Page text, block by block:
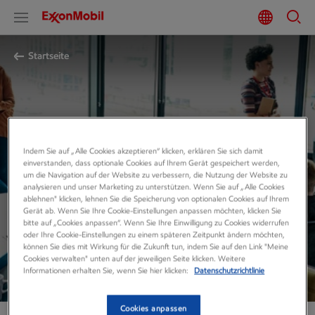
Startseite
Nehmen Sie mit uns
Kontakt auf.
Zur Kontaktaufnahme klicken Sie bitte auf die für Ihr
Anliegen zuständige Abteilung.
Indem Sie auf „Alle Cookies akzeptieren“ klicken, erklären Sie sich damit
einverstanden, dass optionale Cookies auf Ihrem Gerät gespeichert werden,
um die Navigation auf der Website zu verbessern, die Nutzung der Website zu
analysieren und unser Marketing zu unterstützen. Wenn Sie auf „Alle Cookies
ablehnen" klicken, lehnen Sie die Speicherung von optionalen Cookies auf Ihrem
Gerät ab. Wenn Sie Ihre Cookie-Einstellungen anpassen möchten, klicken Sie
bitte auf „Cookies anpassen“. Wenn Sie Ihre Einwilligung zu Cookies widerrufen
oder Ihre Cookie-Einstellungen zu einem späteren Zeitpunkt ändern möchten,
können Sie dies mit Wirkung für die Zukunft tun, indem Sie auf den Link "Meine
Cookies verwalten" unten auf der jeweiligen Seite klicken. Weitere
Informationen erhalten Sie, wenn Sie hier klicken:
Datenschutzrichtlinie
Cookies anpassen